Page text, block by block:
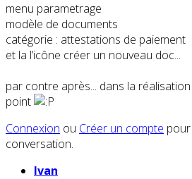
menu parametrage
modèle de documents
catégorie : attestations de paiement
et la l’icône créer un nouveau doc...
par contre après... dans la
point
Connexion ou Créer un compte
conversation.
Ivan